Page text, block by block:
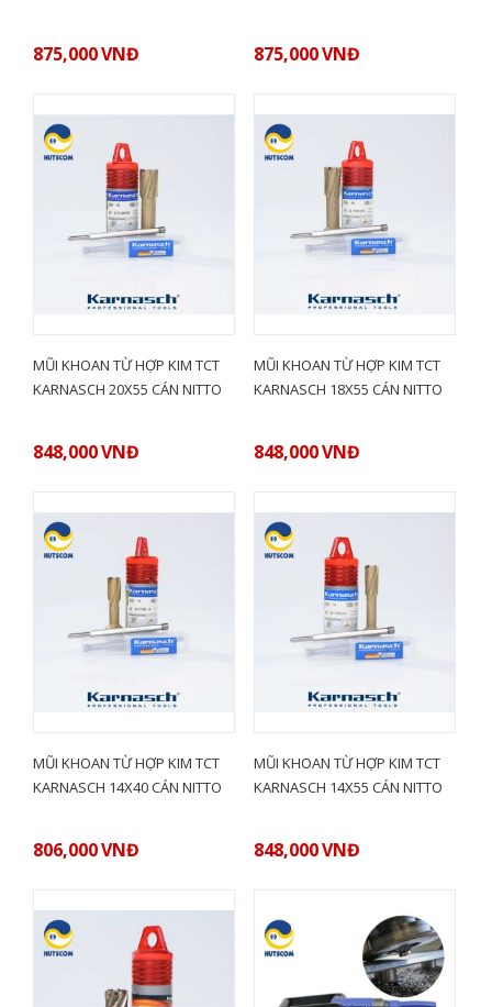
875,000VNĐ 875,000VNĐ
MŨI KHOAN TỪ HỢP KIM TCT
KARNASCH 20X55 CÁN NITTO
848,000VNĐ
MŨI KHOAN TỪ HỢP KIM TCT
KARNASCH 18X55 CÁN NITTO
848,000VNĐ
MŨI KHOAN TỪ HỢP KIM TCT
KARNASCH 14X40 CÁN NITTO
806,000VNĐ
MŨI KHOAN TỪ HỢP KIM TCT
KARNASCH 14X55 CÁN NITTO
848,000VNĐ